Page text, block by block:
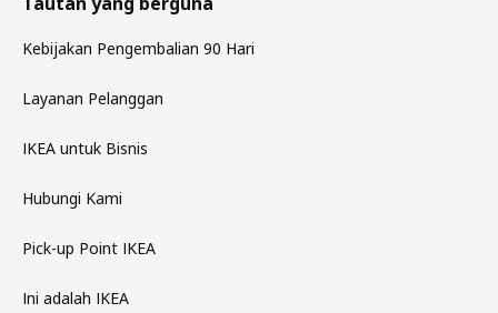
Kebijakan Pengembalian 90 Hari
Layanan Pelanggan
IKEA untuk Bisnis
Hubungi Kami
Pick-up Point IKEA
Ini adalah IKEA